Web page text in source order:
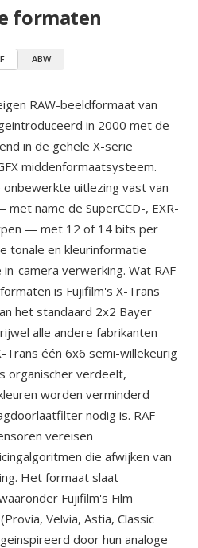
formaten
ABW
RAW-beeldformaat van
in 2000 met de
in de gehele X-serie
middenformaatsysteem.
uitlezing vast van
name de SuperCCD-, EXR-
— met 12 of 14 bits per
tonale en kleurinformatie
camera verwerking. Wat RAF
is Fujifilm's X-Trans
het standaard 2x2 Bayer
alle andere fabrikanten
één 6x6 semi-willekeurig
organischer verdeelt,
worden verminderd
nodig is. RAF-
vereisen
die afwijken van
Het formaat slaat
Fujifilm's Film
Velvia, Astia, Classic
door hun analoge